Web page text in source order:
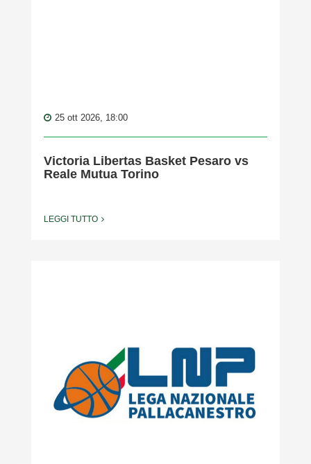
25 ott 2026, 18:00
Victoria Libertas Basket Pesaro vs
Reale Mutua Torino
LEGGI TUTTO